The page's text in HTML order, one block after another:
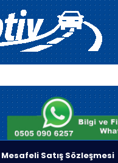
Mesafeli Satış Sözleşmesi